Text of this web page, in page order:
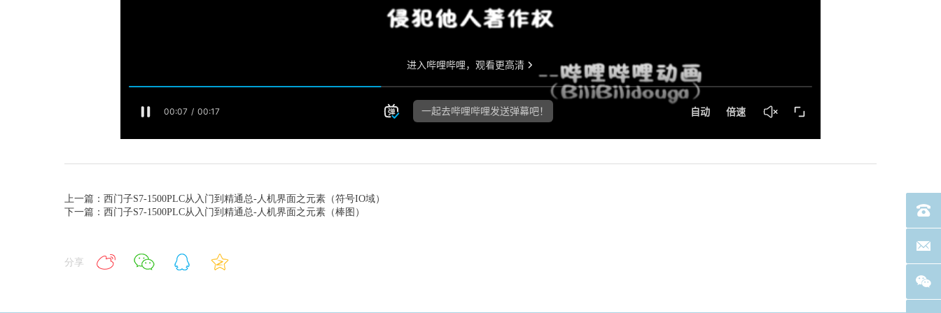
上一篇：西门子S7-1500PLC从入门到精通总-人机界面之元素（符号IO域）
下一篇：西门子S7-1500PLC从入门到精通总-人机界面之元素（棒图）
分享
电话
联系